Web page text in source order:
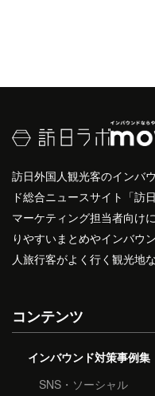
訪日外国人観光客のインバ
ド総合ニュースサイト「訪
マーケティング担当者向け
りやすいまとめやインバウ
人旅行客がよく行く観光地
コンテンツ
インバウンド対策事例集
SNS・ソーシャル